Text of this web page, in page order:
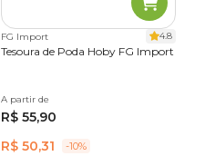
FG Import 4.8
Tesoura de Poda Hoby FG Import
A partir de
R$ 55,90
R$ 50,31
-10%